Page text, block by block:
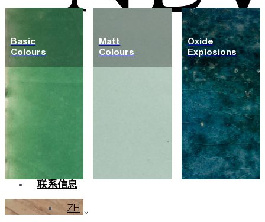
联系信息
杂志
ZH
Basic
Colours
Matt
Colours
Oxide
Explosions